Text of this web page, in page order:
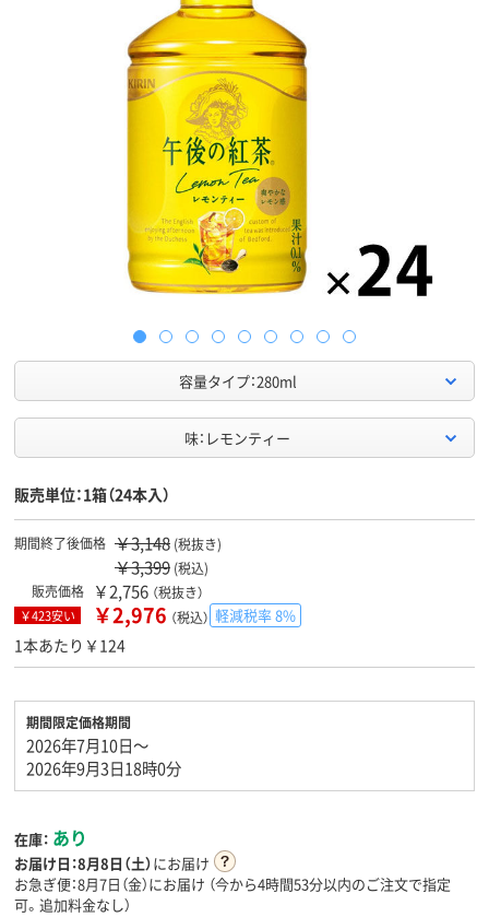
容量タイプ：280ml
味：レモンティー
販売単位：1箱（24本入）
期間終了後価格 ￥3,148 (税抜き)
￥3,399 (税込)
販売価格
￥2,756 （税抜き）
￥423安い ￥2,976 （税込） 軽減税率 8%
1本あたり￥124
期間限定価格期間
2026年7月10日～
2026年9月3日18時0分
在庫： あり
お届け日：8月8日（土）にお届け
お急ぎ便：8月7日（金）にお届け （今から4時間53分以内のご注文で指定
可。追加料金なし）